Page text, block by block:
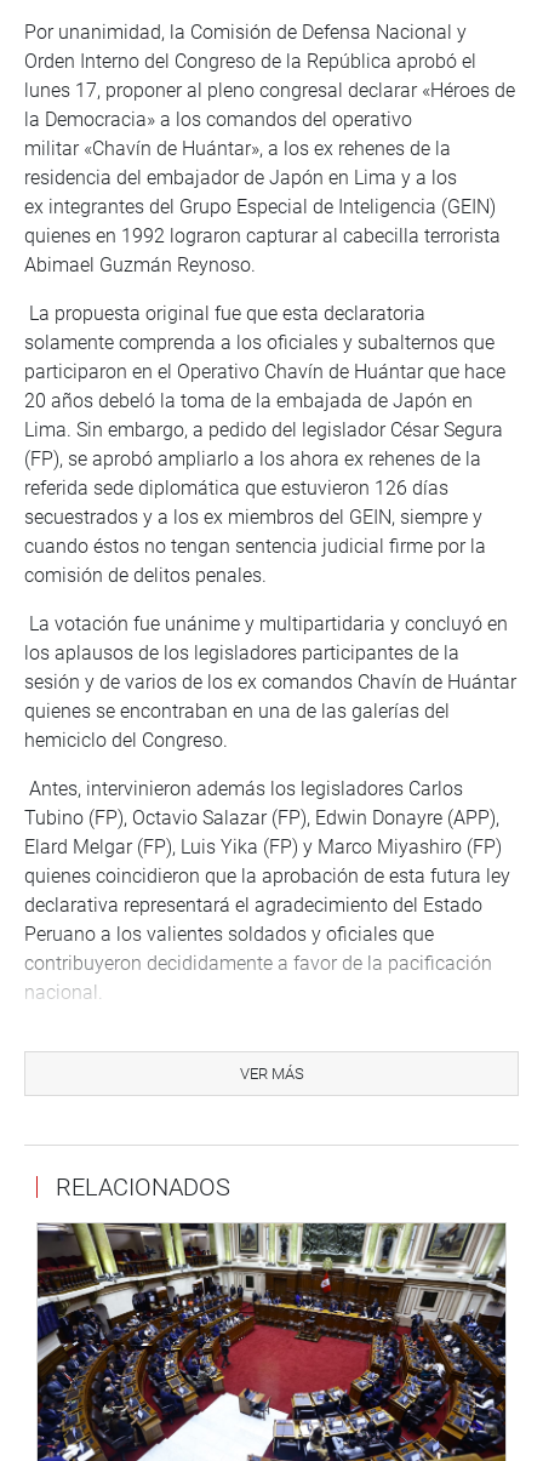
Por unanimidad, la Comisión de Defensa Nacional y
Orden Interno del Congreso de la República aprobó el
lunes 17, proponer al pleno congresal declarar «Héroes de
la Democracia» a los comandos del operativo
militar «Chavín de Huántar», a los ex rehenes de la
residencia del embajador de Japón en Lima y a los
ex integrantes del Grupo Especial de Inteligencia (GEIN)
quienes en 1992 lograron capturar al cabecilla terrorista
Abimael Guzmán Reynoso.
La propuesta original fue que esta declaratoria
solamente comprenda a los oficiales y subalternos que
participaron en el Operativo Chavín de Huántar que hace
20 años debeló la toma de la embajada de Japón en
Lima. Sin embargo, a pedido del legislador César Segura
(FP), se aprobó ampliarlo a los ahora ex rehenes de la
referida sede diplomática que estuvieron 126 días
secuestrados y a los ex miembros del GEIN, siempre y
cuando éstos no tengan sentencia judicial firme por la
comisión de delitos penales.
La votación fue unánime y multipartidaria y concluyó en
los aplausos de los legisladores participantes de la
sesión y de varios de los ex comandos Chavín de Huántar
quienes se encontraban en una de las galerías del
hemiciclo del Congreso.
Antes, intervinieron además los legisladores Carlos
Tubino (FP), Octavio Salazar (FP), Edwin Donayre (APP),
Elard Melgar (FP), Luis Yika (FP) y Marco Miyashiro (FP)
quienes coincidieron que la aprobación de esta futura ley
declarativa representará el agradecimiento del Estado
Peruano a los valientes soldados y oficiales que
contribuyeron decididamente a favor de la pacificación
nacional.
ningún voto en contra el predictamen que propone
modificar la segunda disposición complementaria final
discriminatorio para los policías y militares que pasaban
El congresista Carlos Tubino (FP) planteó corregir lo que
llamó injusticia al personal uniformado en situación de
retiro porque dicha disposición no respeta ni los años de
servicios prestados a la institución militar ni el grado
castrense alcanzado.
Su colega de bancada Yika García graficó la actual
VER MÁS
RELACIONADOS